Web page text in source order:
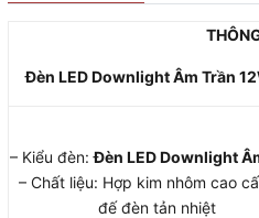
Đèn LED Downlight Âm Trần
– Kiểu đèn:Đèn LED Downlight
– Chất liệu: Hợp kim nhôm cao
đế đèn tản nhiệt